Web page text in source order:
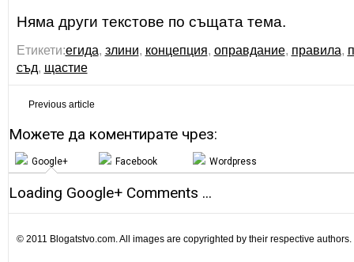
Няма други текстове по същата тема.
Етикети:егида, злини, концепция, оправдание, правила,
съд, щастие
Previous article
Можете да коментирате чрез:
Google+ Facebook Wordpress
Loading Google+ Comments ...
© 2011 Blogatstvo.com. All images are copyrighted by their respective authors.